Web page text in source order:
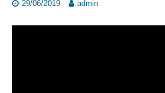
29/06/2019 admin